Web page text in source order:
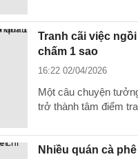
Tranh cãi việc
chấm 1 sao
16:22 02/04/2026
Một câu chuyện
trở thành tâm điểm
Nhiều quán cà